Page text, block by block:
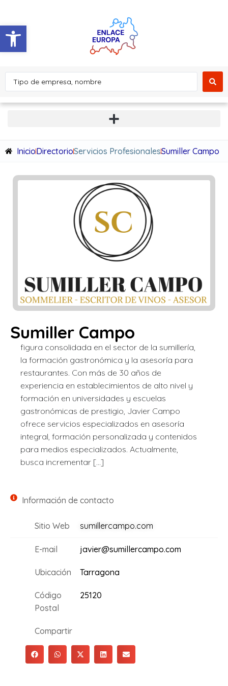
Abrir barra de herramientas
InicioDirectorioServicios ProfesionalesSumiller Campo
Sumiller Campo
figura consolidada en el sector de la sumillería,
la formación gastronómica y la asesoría para
restaurantes. Con más de 30 años de
experiencia en establecimientos de alto nivel y
formación en universidades y escuelas
gastronómicas de prestigio, Javier Campo
ofrece servicios especializados en asesoría
integral, formación personalizada y contenidos
para medios especializados. Actualmente,
busca incrementar […]
Información de contacto
Sitio Web sumillercampo.com
E-mail javier@sumillercampo.com
Ubicación Tarragona
Código
Postal
25120
Compartir